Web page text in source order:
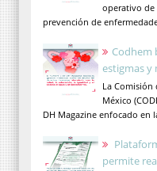
operativo de
prevención de
Codhem
estigmas y
La Comisión
México
DH Magazine enfocado en
permite